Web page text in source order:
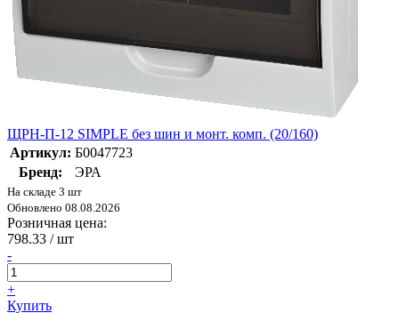
ЩРН-П-12 SIMPLE без шин и монт. комп. (20/160)
Артикул: Б0047723
Бренд:
ЭРА
На складе 3 шт
Обновлено 08.08.2026
Розничная цена:
798.33 / шт
-
+
Купить